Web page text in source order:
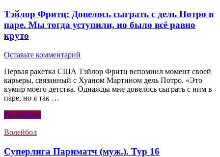
Тэйлор Фритц: Довелось сыграть с дель Потро в
паре. Мы тогда уступили, но было всё равно
круто
Оставьте комментарий
Первая ракетка США Тэйлор Фритц вспомнил момент своей
карьеры, связанный с Хуаном Мартином дель Потро. «Это
кумир моего детства. Однажды мне довелось сыграть с ним в
паре, но я так …
Подробнее
Волейбол
Суперлига Париматч (муж.). Тур 16